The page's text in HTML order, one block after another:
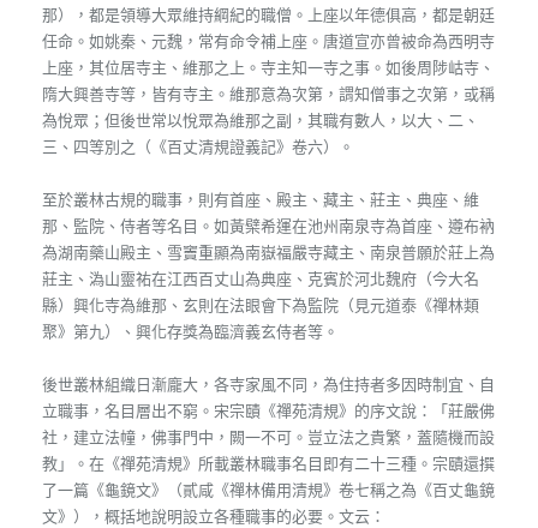
那），都是領導大眾維持綱紀的職僧。上座以年德俱高，都是朝廷
任命。如姚秦、元魏，常有命令補上座。唐道宣亦曾被命為西明寺
上座，其位居寺主、維那之上。寺主知一寺之事。如後周陟岵寺、
隋大興善寺等，皆有寺主。維那意為次第，謂知僧事之次第，或稱
為悅眾；但後世常以悅眾為維那之副，其職有數人，以大、二、
三、四等別之（《百丈清規證義記》卷六）。
至於叢林古規的職事，則有首座、殿主、藏主、莊主、典座、維
那、監院、侍者等名目。如黃檗希運在池州南泉寺為首座、遵布衲
為湖南藥山殿主、雪竇重顯為南嶽福嚴寺藏主、南泉普願於莊上為
莊主、溈山靈祐在江西百丈山為典座、克賓於河北魏府（今大名
縣）興化寺為維那、玄則在法眼會下為監院（見元道泰《禪林類
聚》第九）、興化存獎為臨濟義玄侍者等。
後世叢林組織日漸龐大，各寺家風不同，為住持者多因時制宜、自
立職事，名目層出不窮。宋宗賾《禪苑清規》的序文說：「莊嚴佛
社，建立法幢，佛事門中，闕一不可。豈立法之貴繁，蓋隨機而設
教」。在《禪苑清規》所載叢林職事名目即有二十三種。宗賾還撰
了一篇《龜鏡文》（貳咸《禪林備用清規》卷七稱之為《百丈龜鏡
文》），概括地說明設立各種職事的必要。文云：